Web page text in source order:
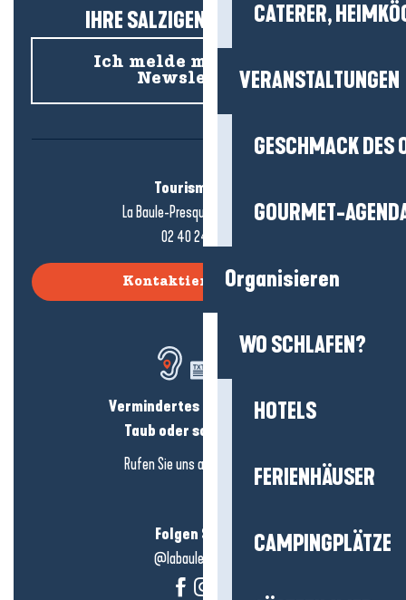
CATERER,
VERANSTALTUNGEN
GESCHMACK DES
GOURMET-
Organisieren
WO SCHLAFEN?
HOTELS
FERIENHÄUSER
CAMPINGPLÄTZE
IHRE SALZIGEN NEUIGKEITEN!
Ich melde mich für den
Newsletter an
Tourismusbüro
La Baule-Presqu'île de Guérande
02 40 24 34 44
Kontaktieren Sie uns
Vermindertes Hörvermögen?
Taub oder schwerhörig?
Rufen Sie uns an in
hier klicken
Folgen Sie uns!
@labauleguérande